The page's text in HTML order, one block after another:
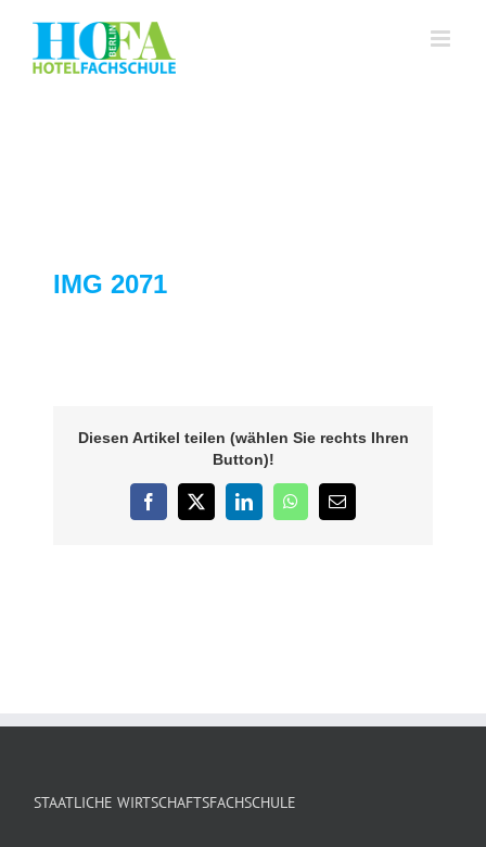
springen
IMG 2071
Diesen Artikel teilen (wählen Sie rechts Ihren
Button)!
Facebook
X LinkedInWhatsApp
E-
Mail
STAATLICHE WIRTSCHAFTSFACHSCHULE